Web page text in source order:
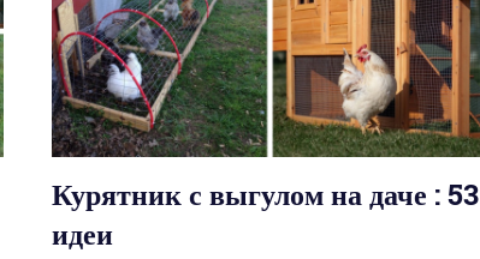
Курятник с выгулом на даче : 53
идеи